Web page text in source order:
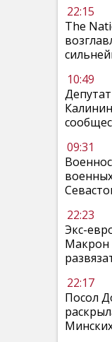
22:15
The
10:49
09:31
22:23
Экс-
Макрон
22:17
Посол